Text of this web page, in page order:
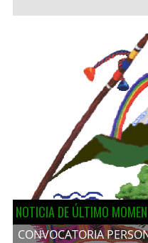
NOTICIA DE ÚLTIMO
CONVOCATORIA